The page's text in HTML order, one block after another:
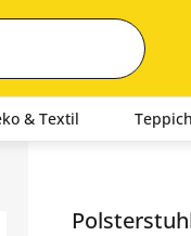
& Textil